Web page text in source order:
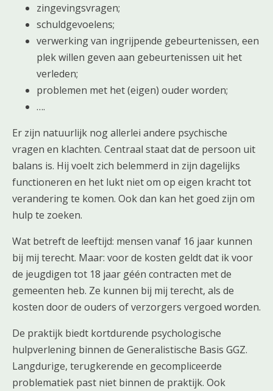
zingevingsvragen;
schuldgevoelens;
verwerking van ingrijpende gebeurtenissen, een
plek willen geven aan gebeurtenissen uit het
verleden;
problemen met het (eigen) ouder worden;
….
Er zijn natuurlijk nog allerlei andere psychische
vragen en klachten. Centraal staat dat de persoon uit
balans is. Hij voelt zich belemmerd in zijn dagelijks
functioneren en het lukt niet om op eigen kracht tot
verandering te komen. Ook dan kan het goed zijn om
hulp te zoeken.
Wat betreft de leeftijd: mensen vanaf 16 jaar kunnen
bij mij terecht. Maar: voor de kosten geldt dat ik voor
de jeugdigen tot 18 jaar géén contracten met de
gemeenten heb. Ze kunnen bij mij terecht, als de
kosten door de ouders of verzorgers vergoed worden.
De praktijk biedt kortdurende psychologische
hulpverlening binnen de Generalistische Basis GGZ.
Langdurige, terugkerende en gecompliceerde
problematiek past niet binnen de praktijk. Ook